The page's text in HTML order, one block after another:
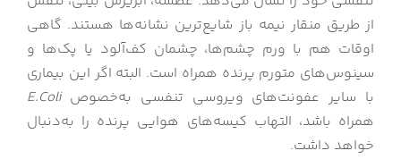
از طریق منقار نیمه باز شایع‌ترین نشانه‌ها هستند. گاهی
اوقات هم با ورم چشم‌ها، چشمان کف‌آلود یا پک‌ها و
سینوس‌های متورم پرنده همراه است. البته اگر این بیماری
با سایر عفونت‌های ویروسی تنفسی به‌خصوصE.Coli
همراه باشد، التهاب کیسه‌های هوایی پرنده را به‌دنبال
خواهد داشت.